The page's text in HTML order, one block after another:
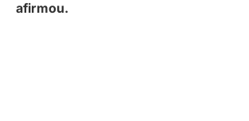
afirmou.